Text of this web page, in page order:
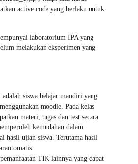
active code yang berlaku untuk
laboratorium IPA yang
melakukan eksperimen yang
siswa belajar mandiri yang
moodle. Pada kelas
materi, tugas dan test secara
kemudahan dalam
hasil ujian siswa. Terutama hasil
TIK lainnya yang dapat